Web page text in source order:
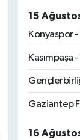
15
Konyaspor
Kasımpaşa
Gaziantep
16